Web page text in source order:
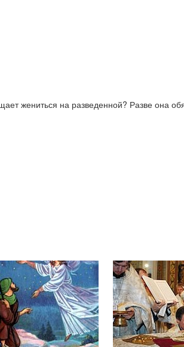
жениться на разведенной? Разве она